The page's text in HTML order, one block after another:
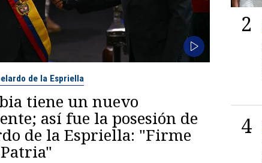
de la Espriella
tiene un nuevo
así fue la posesión de
de la Espriella: "Firme
2
4